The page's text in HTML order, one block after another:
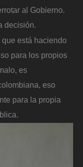
al Gobierno.
decisión.
está haciendo
para los propios
es
eso
para la propia